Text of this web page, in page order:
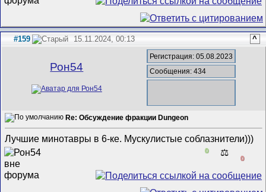
#159 15.11.2024, 00:13 ^
Рон54
Регистрация: 05.08.2023
Сообщения: 434
Re: Обсуждение фракции Dungeon
Лучшие минотавры в 6-ке. Мускулистые соблазнители)))
0 ⚖️
0